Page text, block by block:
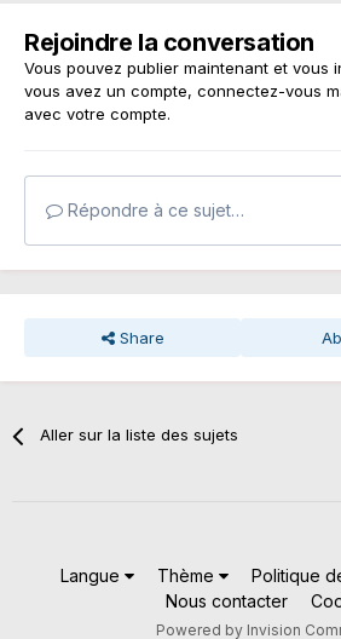
Rejoindre la conversation
Vous pouvez publier maintenant et vous
vous avez un compte, connectez-vous
avec votre compte.
Répondre à ce sujet…
Share
Aller sur la liste des sujets
Langue Thème
Politique
Nous contacter
Powered by Invision